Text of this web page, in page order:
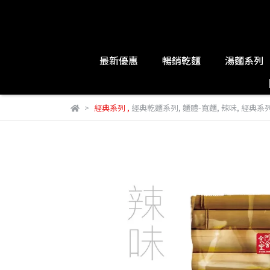
最新優惠 暢銷乾麵
湯麵系列
經典系列 , 經典乾麵系列, 麵體-寬麵, 辣味, 經典系